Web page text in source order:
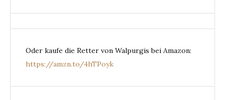
Oder kaufe die Retter von Walpurgis bei Amazon:
https://amzn.to/4hTPoyk